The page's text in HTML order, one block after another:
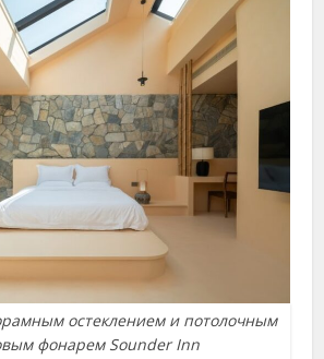
остеклением и потолочным
фонарем Sounder Inn